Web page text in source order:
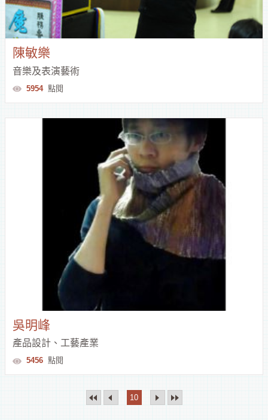
陳敏樂
音樂及表演藝術
5954 點閱
吳明峰
產品設計、工藝產業
5456 點閱
10